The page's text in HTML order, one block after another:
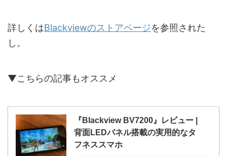
詳しくはBlackviewのストアページを参照された
し。
▼こちらの記事もオススメ
『Blackview BV7200』レビュー |
背面LEDパネル搭載の実用的なタ
フネススマホ